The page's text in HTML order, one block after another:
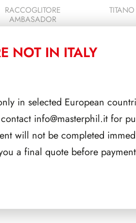
RACCOGLITORE
AMBASADOR
NOT IN ITALY
in selected European
info@masterphil.itfor
will not be completed
a final quote before